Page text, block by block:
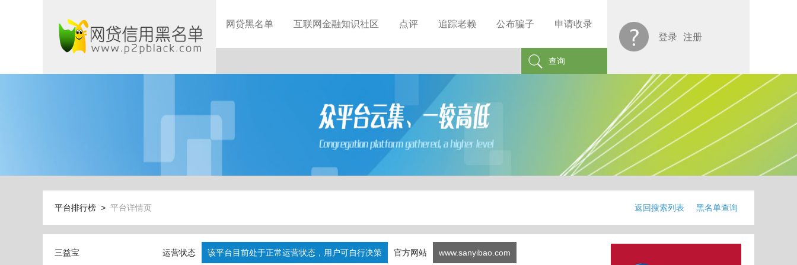
网贷黑名单 互联网金融知识社区 点评 追踪老赖 公布骗子 申请收录
查询
登录 注册
平台排行榜 > 平台详情页 返回搜索列表 黑名单查询
三益宝 运营状态 该平台目前处于正常运营状态，用户可自行决策 官方网站 www.sanyibao.com